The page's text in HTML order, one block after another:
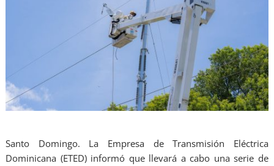
Santo Domingo. La Empresa de Transmisión Eléctrica
Dominicana (ETED) informó que llevará a cabo una serie de